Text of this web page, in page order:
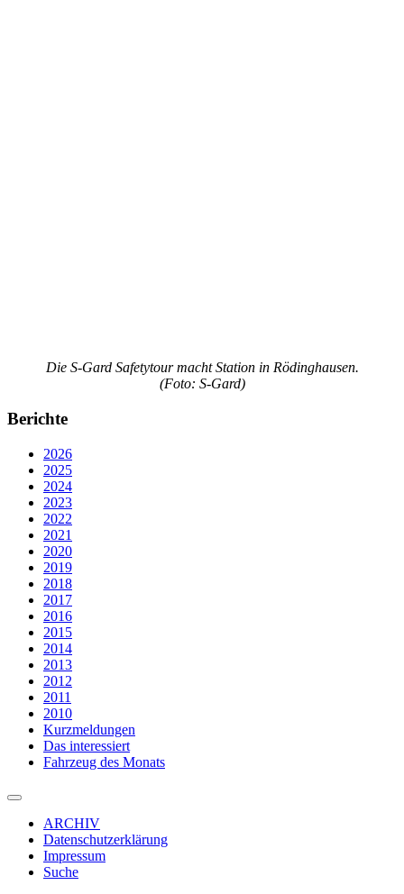
Die S-Gard Safetytour macht Station in Rödinghausen.
(Foto: S-Gard)
Berichte
2026
2025
2024
2023
2022
2021
2020
2019
2018
2017
2016
2015
2014
2013
2012
2011
2010
Kurzmeldungen
Das interessiert
Fahrzeug des Monats
ARCHIV
Datenschutzerklärung
Impressum
Suche